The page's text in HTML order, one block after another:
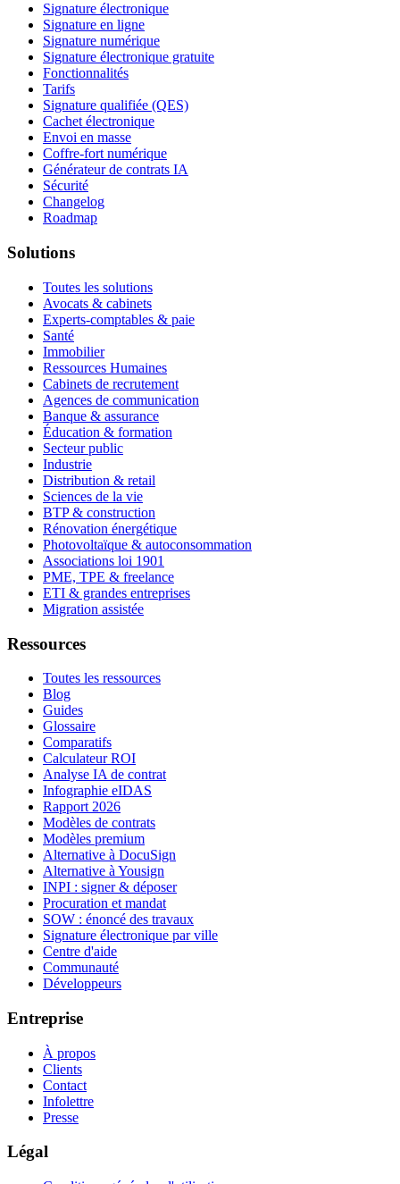
Signature électronique
Signature en ligne
Signature numérique
Signature électronique gratuite
Fonctionnalités
Tarifs
Signature qualifiée (QES)
Cachet électronique
Envoi en masse
Coffre-fort numérique
Générateur de contrats IA
Sécurité
Changelog
Roadmap
Solutions
Toutes les solutions
Avocats & cabinets
Experts-comptables & paie
Santé
Immobilier
Ressources Humaines
Cabinets de recrutement
Agences de communication
Banque & assurance
Éducation & formation
Secteur public
Industrie
Distribution & retail
Sciences de la vie
BTP & construction
Rénovation énergétique
Photovoltaïque & autoconsommation
Associations loi 1901
PME, TPE & freelance
ETI & grandes entreprises
Migration assistée
Ressources
Toutes les ressources
Blog
Guides
Glossaire
Comparatifs
Calculateur ROI
Analyse IA de contrat
Infographie eIDAS
Rapport 2026
Modèles de contrats
Modèles premium
Alternative à DocuSign
Alternative à Yousign
INPI : signer & déposer
Procuration et mandat
SOW : énoncé des travaux
Signature électronique par ville
Centre d'aide
Communauté
Développeurs
Entreprise
À propos
Clients
Contact
Infolettre
Presse
Légal